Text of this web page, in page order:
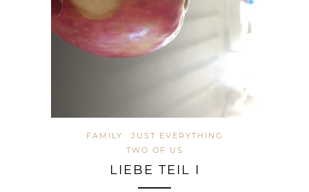
FAMILY
JUST EVERYTHING
TWO OF US
LIEBE TEIL I